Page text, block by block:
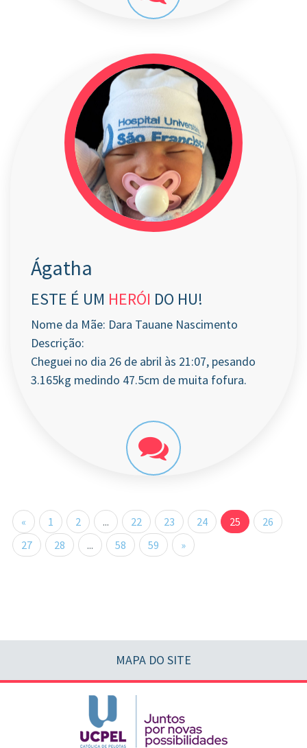
Ágatha
ESTE É UM HERÓI DO HU!
Nome da Mãe: Dara Tauane Nascimento
Descrição:
Cheguei no dia 26 de abril às 21:07, pesando
3.165kg medindo 47.5cm de muita fofura.
« 1 2 ... 22 23 24 25
26
27
28 ... 58 59 »
MAPA DO SITE